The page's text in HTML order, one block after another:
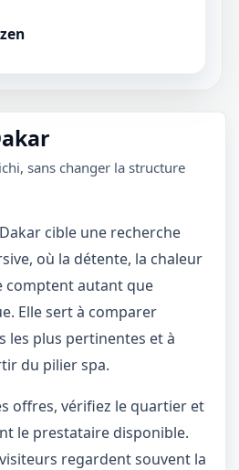
sans changer la structure
cible une recherche
où la détente, la chaleur
comptent autant que
Elle sert à comparer
les plus pertinentes et à
du pilier spa.
offres, vérifiez le quartier et
le prestataire disponible.
regardent souvent la